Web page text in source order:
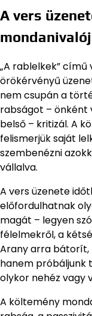
A vers
„A rablelkek”
örökérvényű
nem csupán a
rabságot – önként
belső – kritizál. A
felismerjük saját
szembenézni
vállalva.
A vers üzenete
előfordulhatnak
magát – legyen
félelmekről, a
Arany arra bátorít,
hanem próbáljunk
olykor nehéz vagy
A költemény